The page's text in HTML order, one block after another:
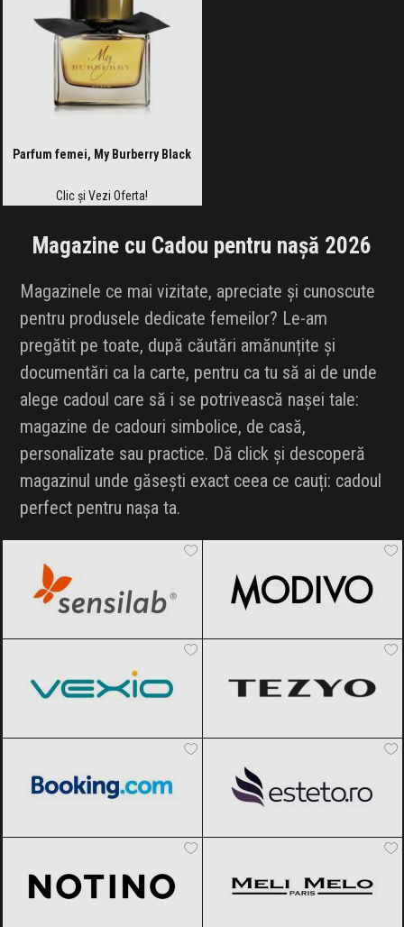
Parfum femei, My Burberry Black
Clic și Vezi Oferta!
Magazine cu Cadou pentru nașă 2026
Magazinele ce mai vizitate, apreciate și cunoscute
pentru produsele dedicate femeilor? Le-am
pregătit pe toate, după căutări amănunțite și
documentări ca la carte, pentru ca tu să ai de unde
alege cadoul care să i se potrivească nașei tale:
magazine de cadouri simbolice, de casă,
personalizate sau practice. Dă click și descoperă
magazinul unde găsești exact ceea ce cauți: cadoul
perfect pentru nașa ta.